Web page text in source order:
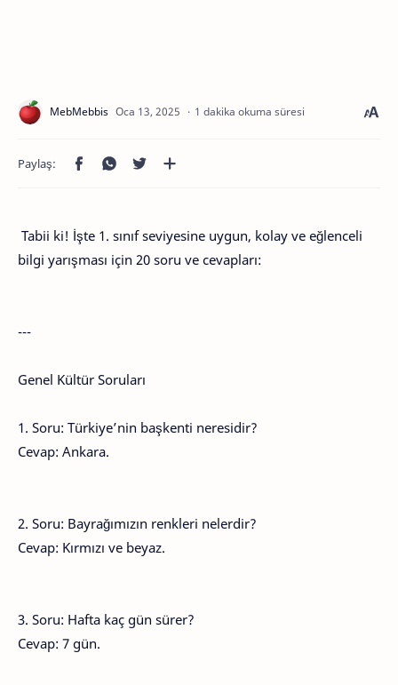
1 dakika okuma süresi
Tabii ki! İşte 1. sınıf seviyesine uygun, kolay ve eğlenceli
bilgi yarışması için 20 soru ve cevapları:
---
Genel Kültür Soruları
1. Soru: Türkiye’nin başkenti neresidir?
Cevap: Ankara.
2. Soru: Bayrağımızın renkleri nelerdir?
Cevap: Kırmızı ve beyaz.
3. Soru: Hafta kaç gün sürer?
Cevap: 7 gün.